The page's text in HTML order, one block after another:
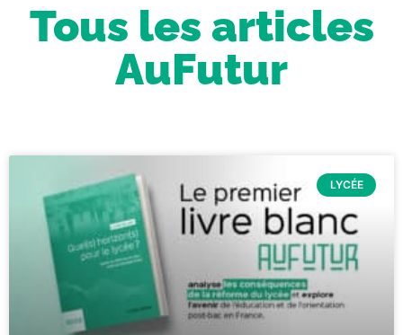
Tous les articles
AuFutur
LYCÉE